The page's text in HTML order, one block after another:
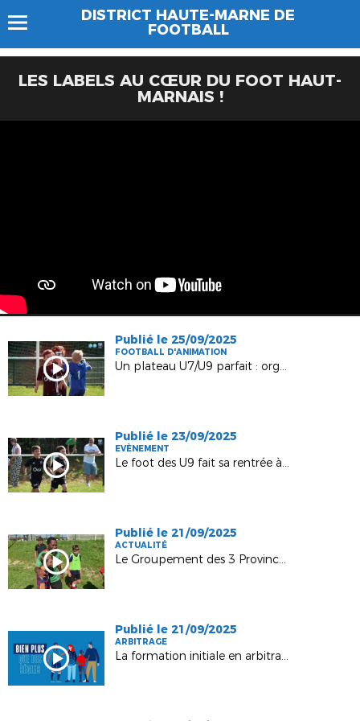
DISTRICT HAUTE-MARNE DE
FOOTBALL
LES LABELS AU CŒUR DU FOOT HAUT-
MARNAIS !
Publié le 25/09/2025
FOOTBALL D'ANIMATION
Un plateau U7/U9 parfait : organisation, jeu et plaisir !
Publié le 23/09/2025
EVÈNEMENT
Le foot des U9 fait sa rentrée à Nogent !
Publié le 21/09/2025
ACTUALITÉ
Le Groupement des 3 Provinces accueille Jean II Makoun
Publié le 21/09/2025
ARBITRAGE
La formation initiale en arbitrage évolue !